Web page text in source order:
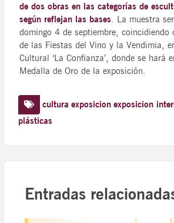
de dos obras en las categorías de
según reflejan las bases. La muestra
domingo 4 de septiembre, coincidiendo
de las Fiestas del Vino y la Vendimia,
Cultural ‘La Confianza’, donde se hará
Medalla de Oro de la exposición.
cultura exposicion exposicion
plásticas
Entradas